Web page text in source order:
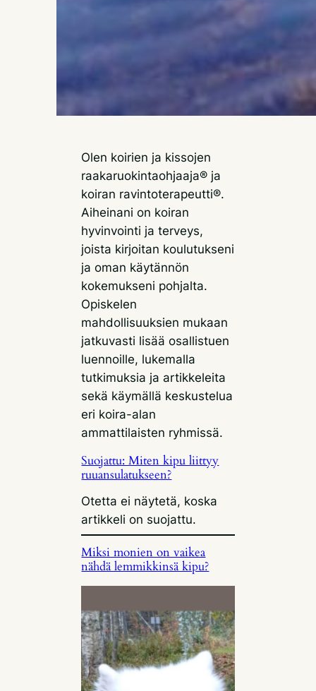
Olen koirien ja kissojen
raakaruokintaohjaaja® ja
koiran ravintoterapeutti®.
Aiheinani on koiran
hyvinvointi ja terveys,
joista kirjoitan koulutukseni
ja oman käytännön
kokemukseni pohjalta.
Opiskelen
mahdollisuuksien mukaan
jatkuvasti lisää osallistuen
luennoille, lukemalla
tutkimuksia ja artikkeleita
sekä käymällä keskustelua
eri koira-alan
ammattilaisten ryhmissä.
Suojattu: Miten kipu liittyy
ruuansulatukseen?
Otetta ei näytetä, koska
artikkeli on suojattu.
Miksi monien on vaikea
nähdä lemmikkinsä kipu?